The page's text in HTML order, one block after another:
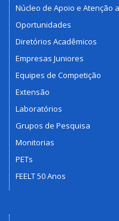
Núcleo de Apoio e Atenção
Oportunidades
Diretórios Acadêmicos
Empresas Juniores
Equipes de Competição
Extensão
Laboratórios
Grupos de Pesquisa
Monitorias
PETs
FEELT 50 Anos